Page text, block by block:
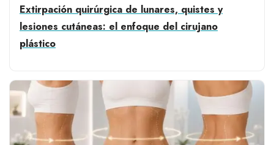
Extirpación quirúrgica de lunares, quistes y
lesiones cutáneas: el enfoque del cirujano
plástico